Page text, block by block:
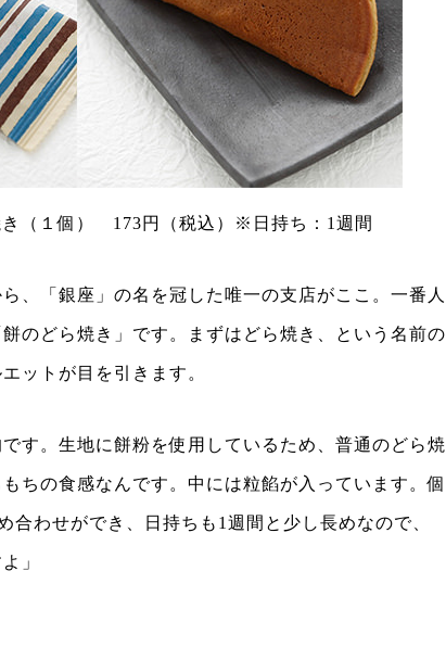
き（１個） 173円（税込）※日持ち：1週間
、「銀座」の名を冠した唯一の支店がここ。一番人
のどら焼き」です。まずはどら焼き、という名前の
ットが目を引きます。
す。生地に餅粉を使用しているため、普通のどら焼
ちの食感なんです。中には粒餡が入っています。個
合わせができ、日持ちも1週間と少し長めなので、
」